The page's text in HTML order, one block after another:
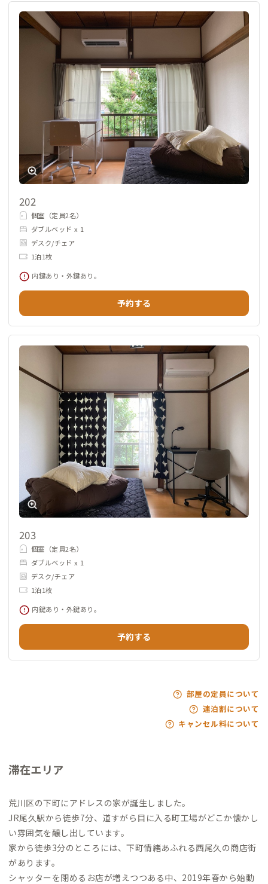
202
個室（定員2名）
ダブルベッド x 1
デスク/チェア
1泊1枚
内鍵あり・外鍵あり。
予約する
203
個室（定員2名）
ダブルベッド x 1
デスク/チェア
1泊1枚
内鍵あり・外鍵あり。
予約する
部屋の定員について
連泊割について
キャンセル料について
滞在エリア
荒川区の下町にアドレスの家が誕生しました。
JR尾久駅から徒歩7分、道すがら目に入る町工場がどこか懐かし
い雰囲気を醸し出しています。
家から徒歩3分のところには、下町情緒あふれる西尾久の商店街
があります。
シャッターを閉めるお店が増えつつある中、2019年春から始動